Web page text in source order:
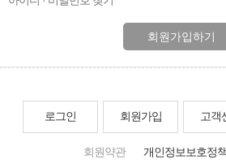
회원가입하기
로그인 회원가입 고객
회원약관 개인정보보호정책